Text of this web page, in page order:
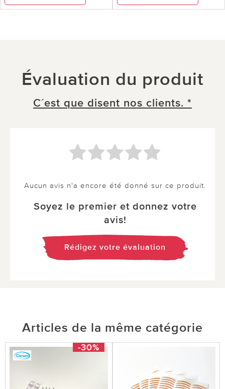
Évaluation du produit
C´est que disent nos clients. *
Aucun avis n'a encore été donné sur ce produit.
Soyez le premier et donnez votre
avis!
Rédigez votre évaluation
Articles de la même catégorie
-30%